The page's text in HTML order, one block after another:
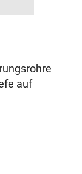
auf